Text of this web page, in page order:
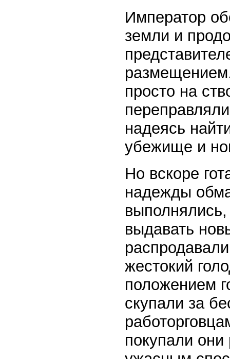
Император
земли и
просто на
надеясь
убежище и
Но вскоре
надежды
выдавать
жестокий
положением
скупали за
покупали они